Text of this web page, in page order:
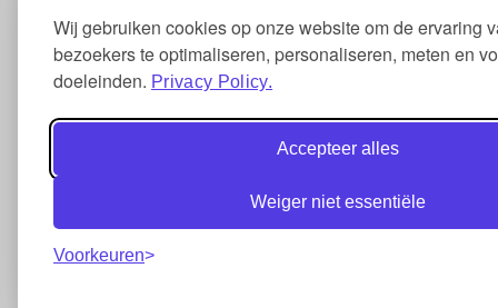
Wij gebruiken cookies op onze website om de ervaring
bezoekers te optimaliseren, personaliseren, meten en
doeleinden. Privacy Policy.
Accepteer alles
Weiger niet essentiële
Voorkeuren